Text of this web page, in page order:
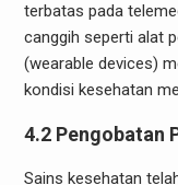
terbatas pada
canggih seperti alat
(wearable devices)
kondisi kesehatan
4.2 Pengobatan
Sains kesehatan